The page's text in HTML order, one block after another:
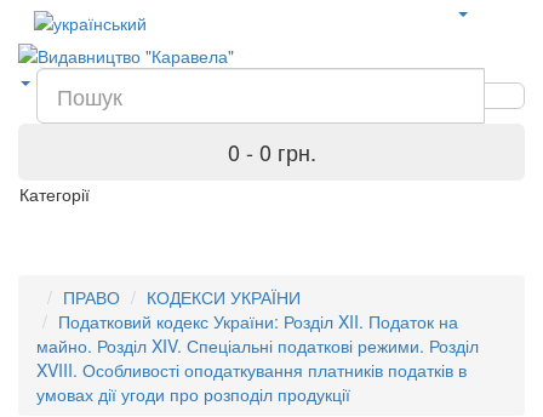
0 - 0 грн.
Категорії
ПРАВО
КОДЕКСИ УКРАЇНИ
Податковий кодекс України: Розділ XII. Податок на
майно. Розділ XIV. Спеціальні податкові режими. Розділ
XVIII. Особливості оподаткування платників податків в
умовах дії угоди про розподіл продукції